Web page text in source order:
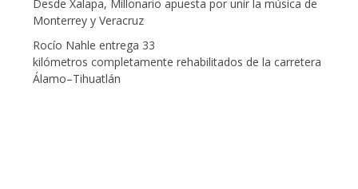
Desde Xalapa, Millonario apuesta por unir la música de
Monterrey y Veracruz
Rocío Nahle entrega 33
kilómetros completamente rehabilitados de la carretera
Álamo–Tihuatlán